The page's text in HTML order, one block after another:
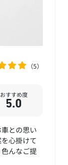
5
おすすめ度
5.0
との思い
心掛けて
んなご提